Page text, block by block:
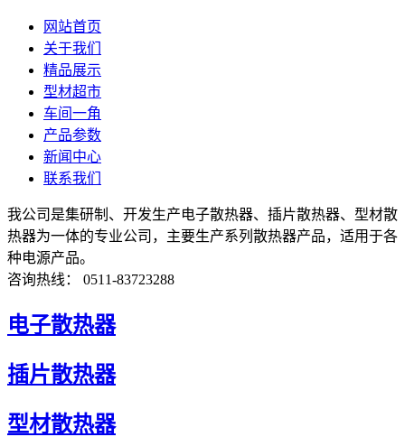
网站首页
关于我们
精品展示
型材超市
车间一角
产品参数
新闻中心
联系我们
我公司是集研制、开发生产电子散热器、插片散热器、型材散
热器为一体的专业公司，主要生产系列散热器产品，适用于各
种电源产品。
咨询热线： 0511-83723288
电子散热器
插片散热器
型材散热器